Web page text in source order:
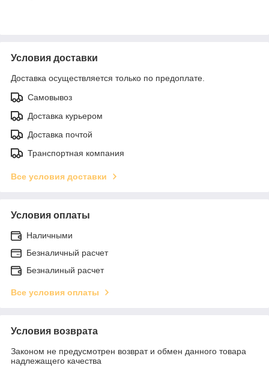
Условия доставки
Доставка осуществляется только по предоплате.
Самовывоз
Доставка курьером
Доставка почтой
Транспортная компания
Все условия доставки
Условия оплаты
Наличными
Безналичный расчет
Безналиный расчет
Все условия оплаты
Условия возврата
Законом не предусмотрен возврат и обмен данного товара
надлежащего качества